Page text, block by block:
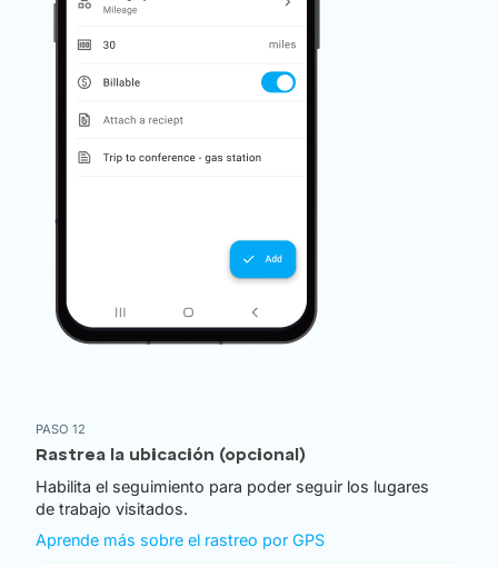
PASO 12
Rastrea la ubicación (opcional)
Habilita el seguimiento para poder seguir los lugares
de trabajo visitados.
Aprende más sobre el rastreo por GPS